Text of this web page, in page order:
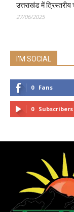
उत्तराखंड में त्रिस्तरीय
27/06/2025
I'M SOCIAL
0 Fans
0 Subscribers